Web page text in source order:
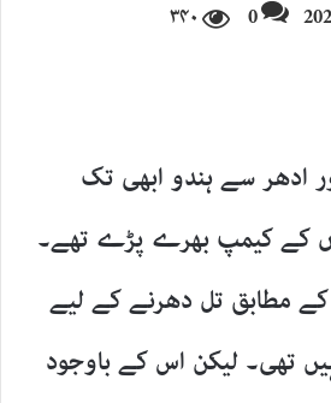
email
0 ۳۴۰
ادھر سے ہندو ابھی تک
کے کیمپ بھرے پڑے تھے۔
مطابق تل دھرنے کے لیے
تھی۔ لیکن اس کے باوجود